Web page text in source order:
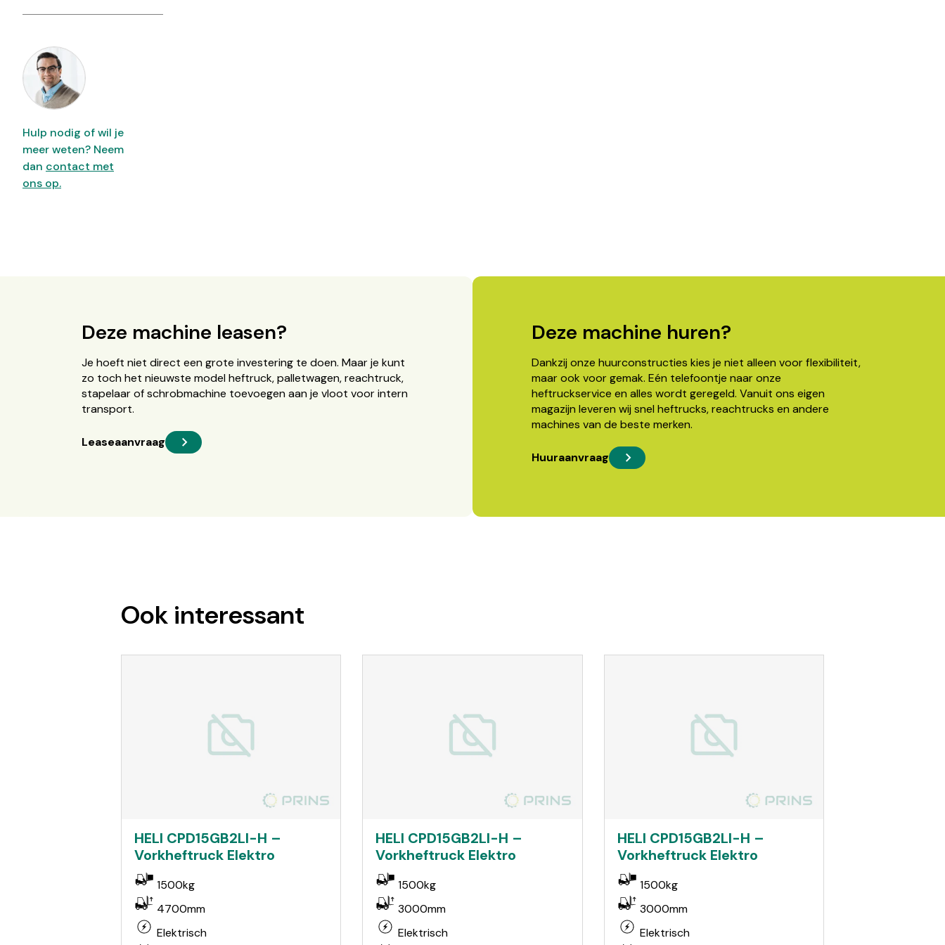
Hulp nodig of wil je
meer weten? Neem
dan contact met
ons op.
Deze machine leasen?
Je hoeft niet direct een grote investering te doen. Maar je kunt
zo toch het nieuwste model heftruck, palletwagen, reachtruck,
stapelaar of schrobmachine toevoegen aan je vloot voor intern
transport.
Leaseaanvraag
Deze machine huren?
Dankzij onze huurconstructies kies je niet alleen voor flexibiliteit,
maar ook voor gemak. Eén telefoontje naar onze
heftruckservice en alles wordt geregeld. Vanuit ons eigen
magazijn leveren wij snel heftrucks, reachtrucks en andere
machines van de beste merken.
Huuraanvraag
Ook interessant
HELI CPD15GB2LI-H –
Vorkheftruck Elektro
1500kg
4700mm
Elektrisch
HELI CPD15GB2LI-H –
Vorkheftruck Elektro
1500kg
3000mm
Elektrisch
HELI CPD15GB2LI-H –
Vorkheftruck Elektro
1500kg
3000mm
Elektrisch